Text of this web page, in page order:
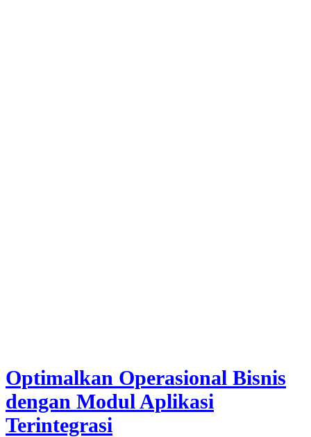
Optimalkan Operasional Bisnis
dengan Modul Aplikasi
Terintegrasi